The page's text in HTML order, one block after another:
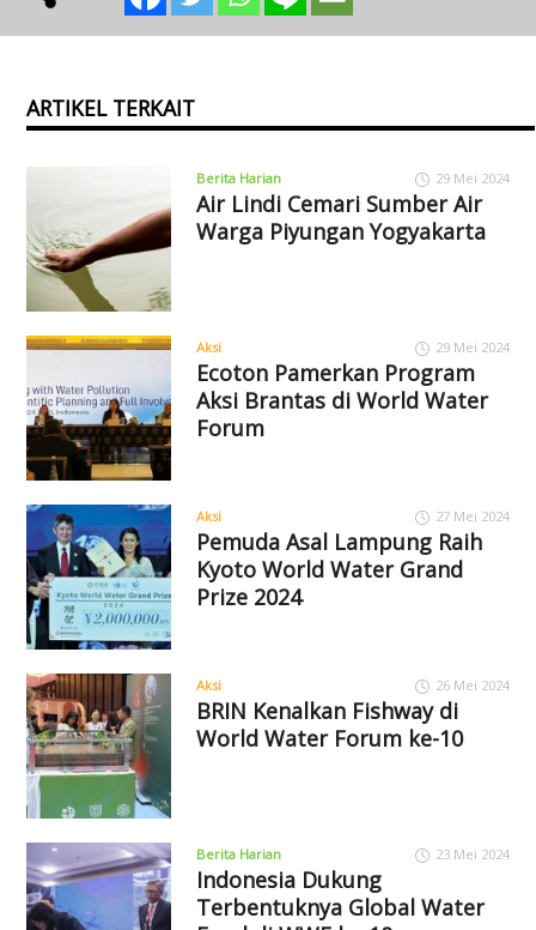
ARTIKEL TERKAIT
Berita Harian 29 Mei 2024
Air Lindi Cemari Sumber Air
Warga Piyungan Yogyakarta
Aksi 29 Mei 2024
Ecoton Pamerkan Program
Aksi Brantas di World Water
Forum
Aksi 27 Mei 2024
Pemuda Asal Lampung Raih
Kyoto World Water Grand
Prize 2024
Aksi 26 Mei 2024
BRIN Kenalkan Fishway di
World Water Forum ke-10
Berita Harian 23 Mei 2024
Indonesia Dukung
Terbentuknya Global Water